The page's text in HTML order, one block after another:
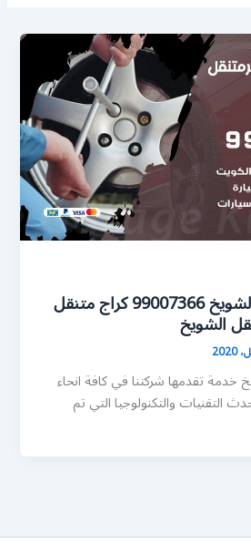
تصليح السيارات الشويخ 99007366 كراج متنقل
الشويخ
خدمة تقدمها شركتنا في كافة انحاء
التقنيات والتكنولوجيا التي تم